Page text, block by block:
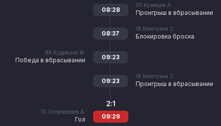
39 Кузнецов А.
Проигрыш в вбрасывании
08:28
18 Колотухин С.
Блокировка броска
08:37
88 Кудряшов М.
Победа в вбрасывании 09:23
18 Колотухин С.
Проигрыш в вбрасывании
09:23
10 Островерхов А.
Гол
2:1
09:29